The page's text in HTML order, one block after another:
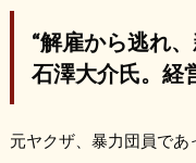
“解雇から逃れ
石澤大介氏。経
元ヤクザ、暴力団員であ